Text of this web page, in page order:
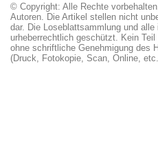
© Copyright: Alle Rechte
Autoren. Die Artikel stellen nicht
dar. Die Loseblattsammlung und
urheberrechtlich geschützt. Kein
ohne schriftliche Genehmigung des
(Druck, Fotokopie, Scan, Online,